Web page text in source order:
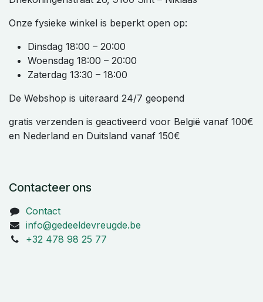
Onze fysieke winkel is beperkt open op:
Dinsdag 18:00 – 20:00
Woensdag 18:00 – 20:00
Zaterdag 13:30 – 18:00
De Webshop is uiteraard 24/7 geopend
gratis verzenden is geactiveerd voor België vanaf 100€
en Nederland en Duitsland vanaf 150€
Contacteer ons
Contact
info@gedeeldevreugde.be
+32 478 98 25 77